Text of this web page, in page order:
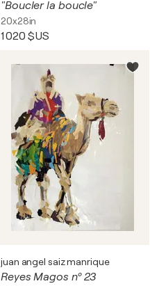
"Boucler la boucle"
20x28in
1 020 $US
juan angel saiz manrique
Reyes Magos nº 23